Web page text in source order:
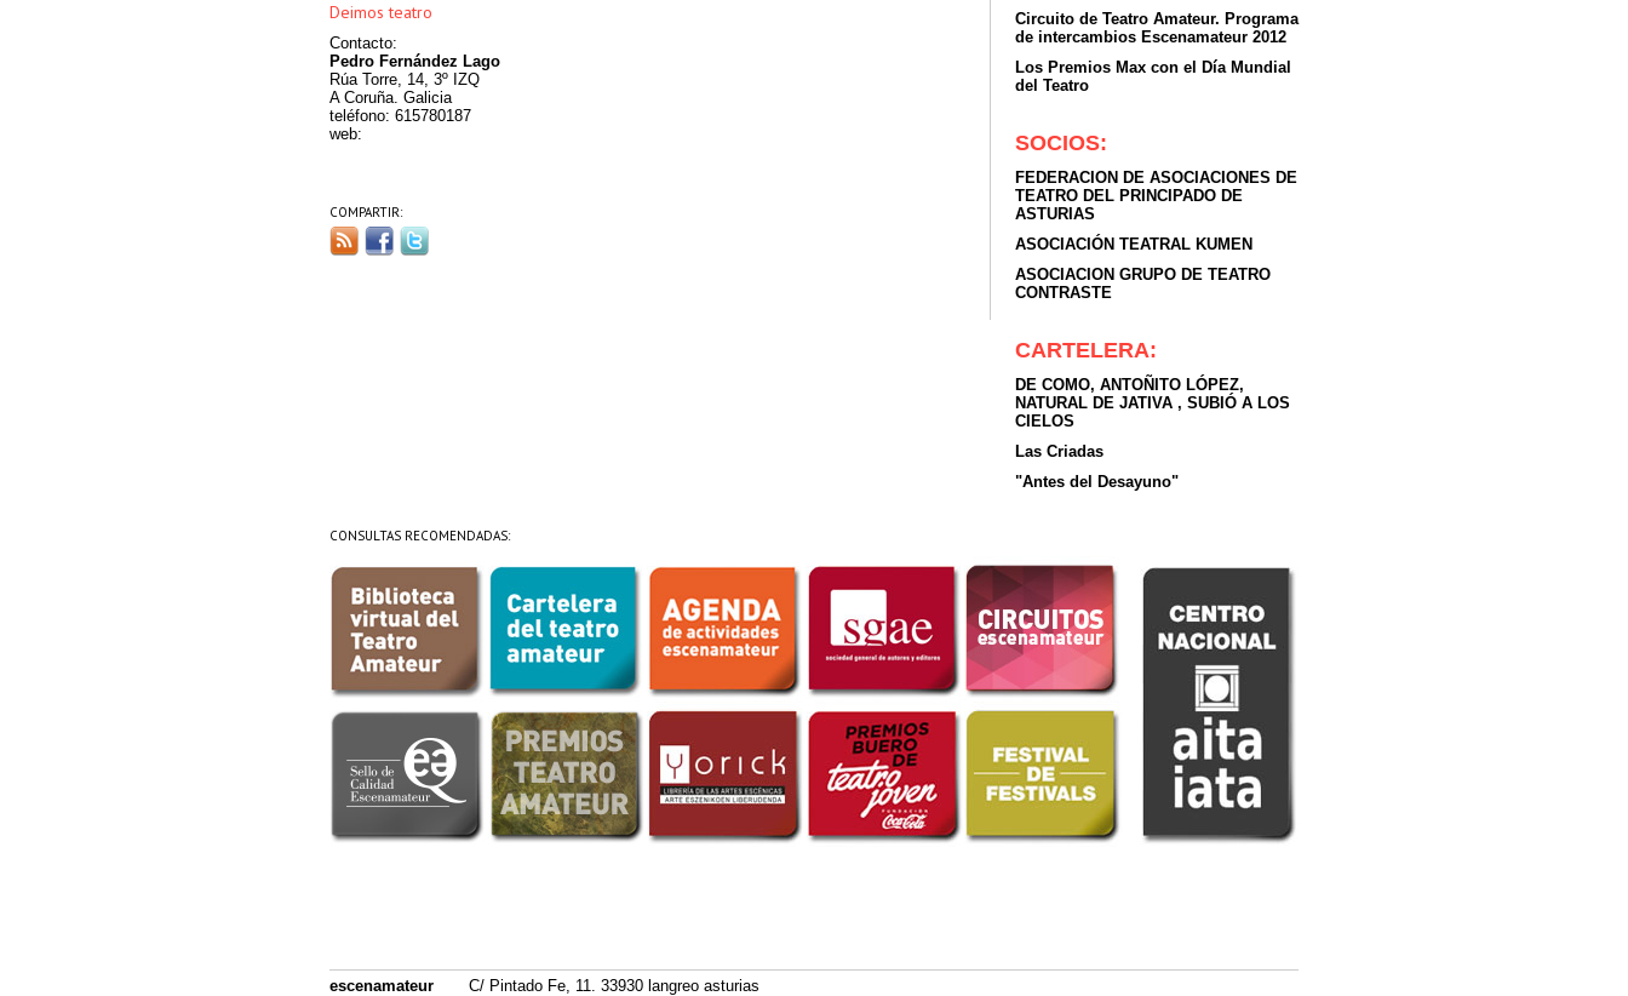
Circuito de Teatro Amateur. Programa
de intercambios Escenamateur 2012
Los Premios Max con el Día Mundial
del Teatro
SOCIOS:
FEDERACION DE ASOCIACIONES DE
TEATRO DEL PRINCIPADO DE
ASTURIAS
ASOCIACIÓN TEATRAL KUMEN
ASOCIACION GRUPO DE TEATRO
CONTRASTE
CARTELERA:
DE COMO, ANTOÑITO LÓPEZ,
NATURAL DE JATIVA , SUBIÓ A LOS
CIELOS
Las Criadas
"Antes del Desayuno"
Deimos teatro
Contacto:
Pedro Fernández Lago
Rúa Torre, 14, 3º IZQ
A Coruña. Galicia
teléfono: 615780187
web:
COMPARTIR:
CONSULTAS RECOMENDADAS:
escenamateur
C/ Pintado Fe, 11. 33930 langreo asturias